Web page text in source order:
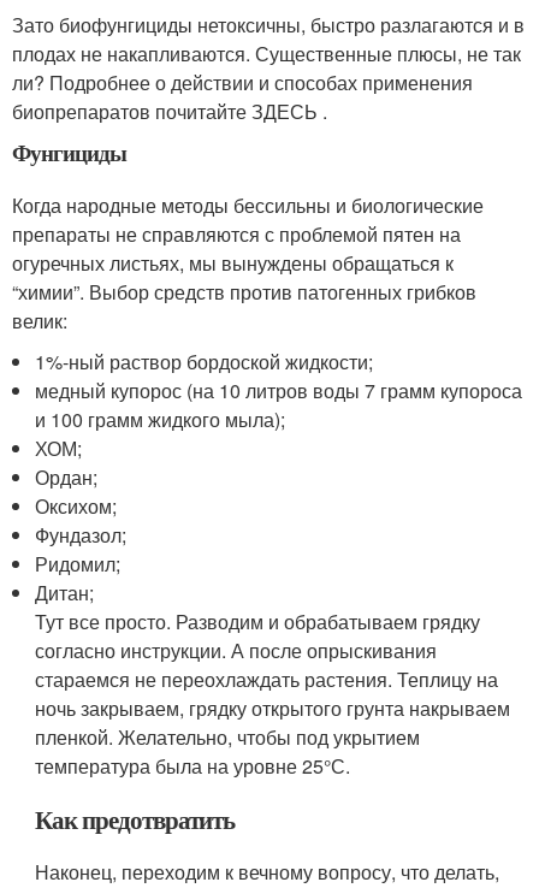
Зато биофунгициды нетоксичны, быстро разлагаются и в
плодах не накапливаются. Существенные плюсы, не так
ли? Подробнее о действии и способах применения
биопрепаратов почитайте ЗДЕСЬ .
Фунгициды
Когда народные методы бессильны и биологические
препараты не справляются с проблемой пятен на
огуречных листьях, мы вынуждены обращаться к
“химии”. Выбор средств против патогенных грибков
велик:
1%-ный раствор бордоской жидкости;
медный купорос (на 10 литров воды 7 грамм купороса
и 100 грамм жидкого мыла);
ХОМ;
Ордан;
Оксихом;
Фундазол;
Ридомил;
Дитан;
Тут все просто. Разводим и обрабатываем грядку
согласно инструкции. А после опрыскивания
стараемся не переохлаждать растения. Теплицу на
ночь закрываем, грядку открытого грунта накрываем
пленкой. Желательно, чтобы под укрытием
температура была на уровне 25°С.
Как предотвратить
Наконец, переходим к вечному вопросу, что делать,